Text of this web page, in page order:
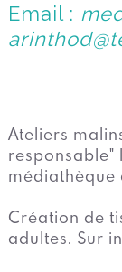
Email :
Ateliers
responsable"
médiathèque
Création de
adultes. Sur